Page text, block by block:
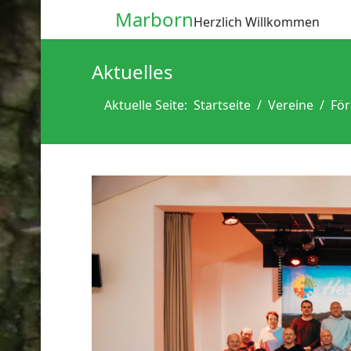
MarbornHerzlich Willkommen
Aktuelles
Aktuelle Seite: Startseite Vereine